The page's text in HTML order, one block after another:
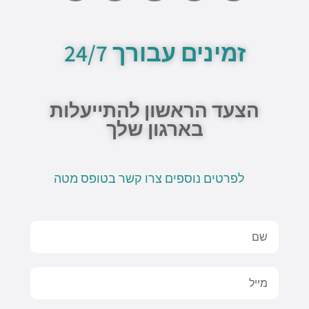
זמינים עבורך 24/7
הצעד הראשון להתייעלות
בארגון שלך
לפרטים נוספים צרו קשר בטופס מטה
o
k
p
e
p
e